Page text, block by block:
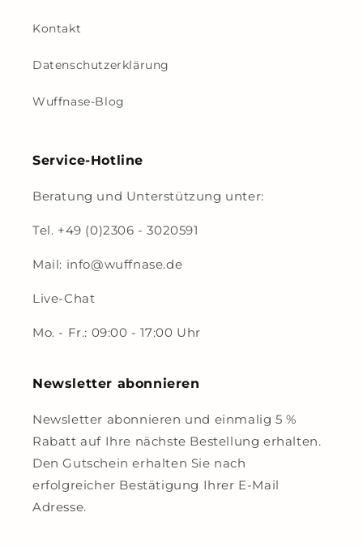
Kontakt
Datenschutzerklärung
Wuffnase-Blog
Service-Hotline
Beratung und Unterstützung unter:
Tel. +49 (0)2306 - 3020591
Mail: info@wuffnase.de
Live-Chat
Mo. - Fr.: 09:00 - 17:00 Uhr
Newsletter abonnieren
Newsletter abonnieren und einmalig 5 %
Rabatt auf Ihre nächste Bestellung erhalten.
Den Gutschein erhalten Sie nach
erfolgreicher Bestätigung Ihrer E-Mail
Adresse.